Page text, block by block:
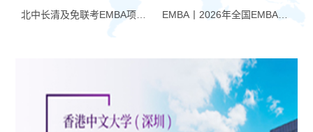
EMBA丨2026年全国EMBA学费汇总